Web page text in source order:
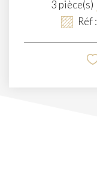
3 pièce(s)
Réf :